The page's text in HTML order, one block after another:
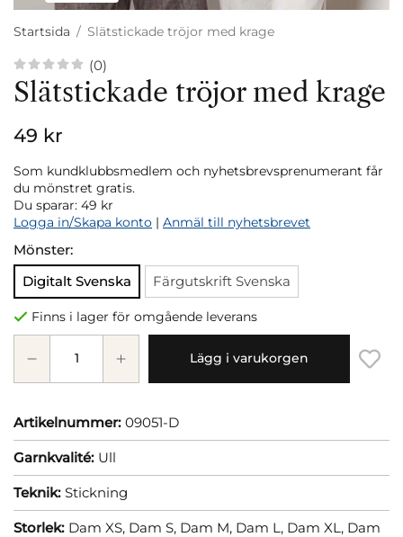
Startsida / Slätstickade tröjor med krage
(0)
Slätstickade tröjor med krage
49 kr
Som kundklubbsmedlem och nyhetsbrevsprenumerant får
du mönstret gratis.
Du sparar: 49 kr
Logga in/Skapa konto | Anmäl till nyhetsbrevet
Mönster:
Digitalt Svenska
Färgutskrift Svenska
Finns i lager för omgående leverans
Lägg i varukorgen
Artikelnummer: 09051-D
Garnkvalité: Ull
Teknik: Stickning
Storlek: Dam XS, Dam S, Dam M, Dam L, Dam XL, Dam